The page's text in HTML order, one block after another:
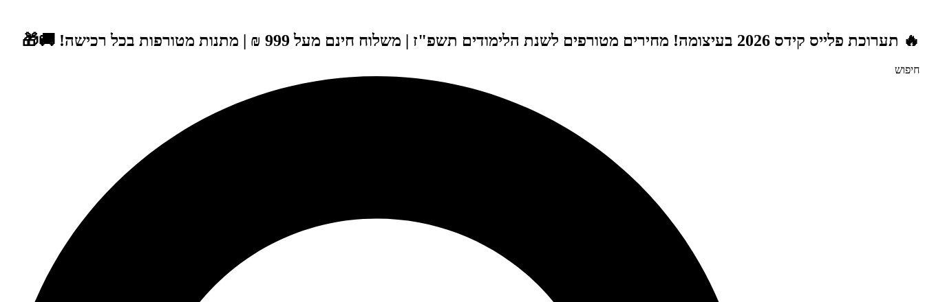
🔥 תערוכת פלייס קידס 2026 בעיצומה! מחירים מטורפים לשנת הלימודים תשפ"ז | משלוח חינם מעל 999 ₪ | מתנות מטורפות בכל רכישה! 🚚🎁
חיפוש